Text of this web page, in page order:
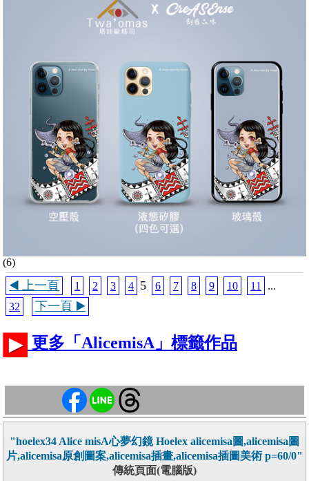
(6)
◀️ 上一頁 1 2 3 4 5 6 7 8 9 10 11
...
32
下一頁 ▶️
更多「AlicemisA」標籤作品
"hoelex34 Alice misA心夢幻鏡 Hoelex alicemisa圖,alicemisa圖
片,alicemisa原創圖案,alicemisa插畫,alicemisa插圖美術 p=60/0"
傳統頁面(電腦版)